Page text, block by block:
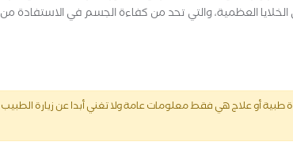
الخلايا العظمية، والتي تحد من كفاءة الجسم في الاستفادة من
أو علاج هي فقط معلومات عامة ولا تغني أبدا عن زيارة الطبيب